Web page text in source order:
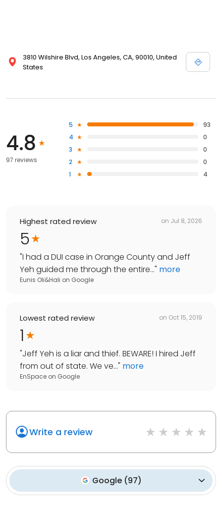
3810 Wilshire Blvd, Los Angeles, CA, 90010, United
States
4.8
97 reviews
5
93
4
0
3
0
2
0
1
4
Highest rated review on Jul 8, 2026
5
"I had a DUI case in Orange County and Jeff
Yeh guided me through the entire..." more
Eunis Oli&Hali on Google
Lowest rated review on Oct 15, 2019
1
"Jeff Yeh is a liar and thief. BEWARE! I hired Jeff
from out of state. We ve..." more
EnSpace on Google
Write a review
Google (97)